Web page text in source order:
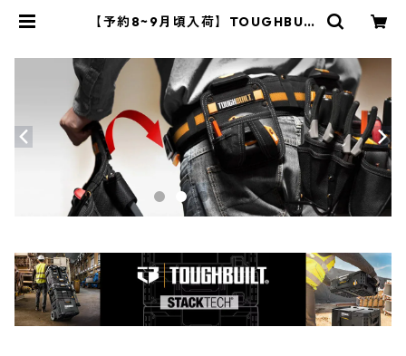
【予約8~9月頃入荷】TOUGHBUIL
ーフ】 TB-B1-B-60C | THE DIY
DEPOT